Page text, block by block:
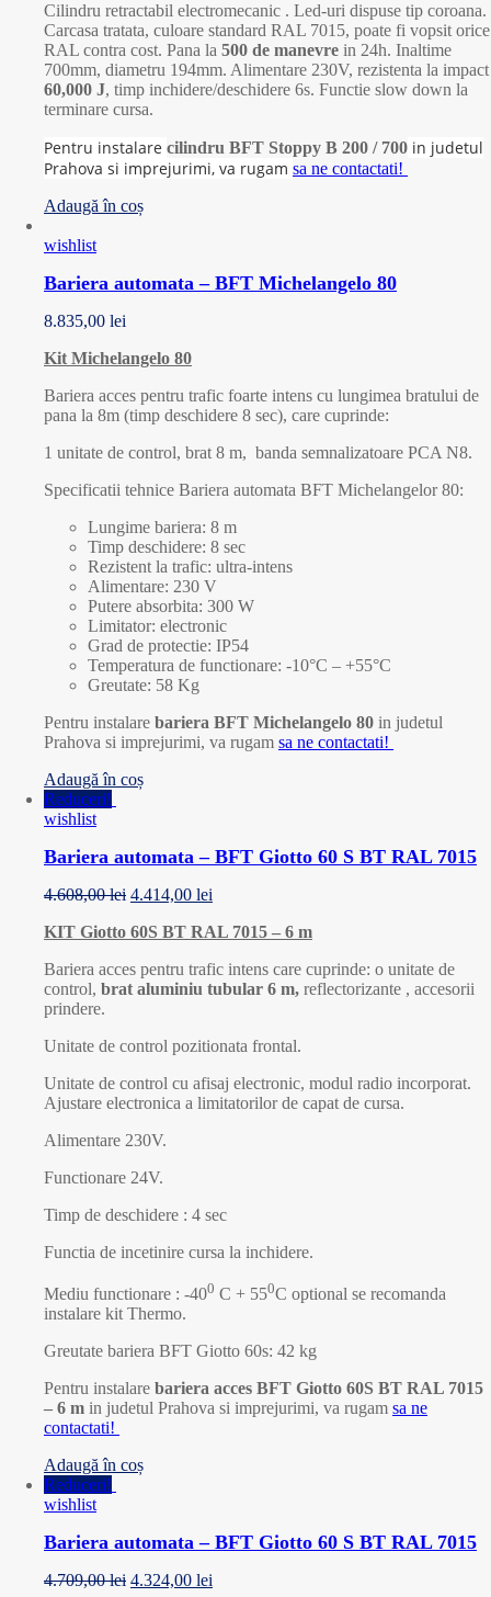
Cilindru retractabil electromecanic . Led-uri dispuse tip coroana.
Carcasa tratata, culoare standard RAL 7015, poate fi vopsit orice
RAL contra cost. Pana la 500 de manevre in 24h. Inaltime
700mm, diametru 194mm. Alimentare 230V, rezistenta la impact
60,000 J, timp inchidere/deschidere 6s. Functie slow down la
terminare cursa.
Pentru instalare cilindru BFT Stoppy B 200 / 700 in judetul
Prahova si imprejurimi, va rugam sa ne contactati!
Adaugă în coș
wishlist
Bariera automata – BFT Michelangelo 80
8.835,00 lei
Kit Michelangelo 80
Bariera acces pentru trafic foarte intens cu lungimea bratului de
pana la 8m (timp deschidere 8 sec), care cuprinde:
1 unitate de control, brat 8 m, banda semnalizatoare PCA N8.
Specificatii tehnice Bariera automata BFT Michelangelor 80:
Lungime bariera: 8 m
Timp deschidere: 8 sec
Rezistent la trafic: ultra-intens
Alimentare: 230 V
Putere absorbita: 300 W
Limitator: electronic
Grad de protectie: IP54
Temperatura de functionare: -10°C – +55°C
Greutate: 58 Kg
Pentru instalare bariera BFT Michelangelo 80 in judetul
Prahova si imprejurimi, va rugam sa ne contactati!
Adaugă în coș
Reduceri!
wishlist
Bariera automata – BFT Giotto 60 S BT RAL 7015
4.608,00lei 4.414,00 lei
KIT Giotto 60S BT RAL 7015 – 6 m
Bariera acces pentru trafic intens care cuprinde: o unitate de
control, brat aluminiu tubular 6 m, reflectorizante , accesorii
prindere.
Unitate de control pozitionata frontal.
Unitate de control cu afisaj electronic, modul radio incorporat.
Ajustare electronica a limitatorilor de capat de cursa.
Alimentare 230V.
Functionare 24V.
Timp de deschidere : 4 sec
Functia de incetinire cursa la inchidere.
Mediu functionare : -400 C + 550C optional se recomanda
instalare kit Thermo.
Greutate bariera BFT Giotto 60s: 42 kg
Pentru instalare bariera acces BFT Giotto 60S BT RAL 7015
– 6 m in judetul Prahova si imprejurimi, va rugam sa ne
contactati!
Adaugă în coș
Reduceri!
wishlist
Bariera automata – BFT Giotto 60 S BT RAL 7015
4.709,00lei 4.324,00 lei